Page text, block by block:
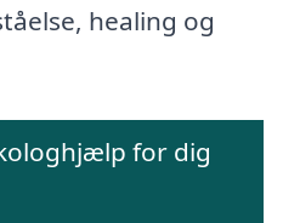
healing og
for dig